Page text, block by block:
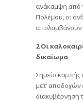
ανάκαμψη από
Πολέμου, οι
απολαμβάνουν
2 Οι
δικαίωμα
Σημείο καμπής
μετ’ αποδοχών
διακυβέρνηση